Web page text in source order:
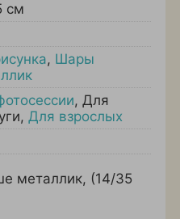
см
, Шары
, Для
, Для взрослых
металлик, (14/35